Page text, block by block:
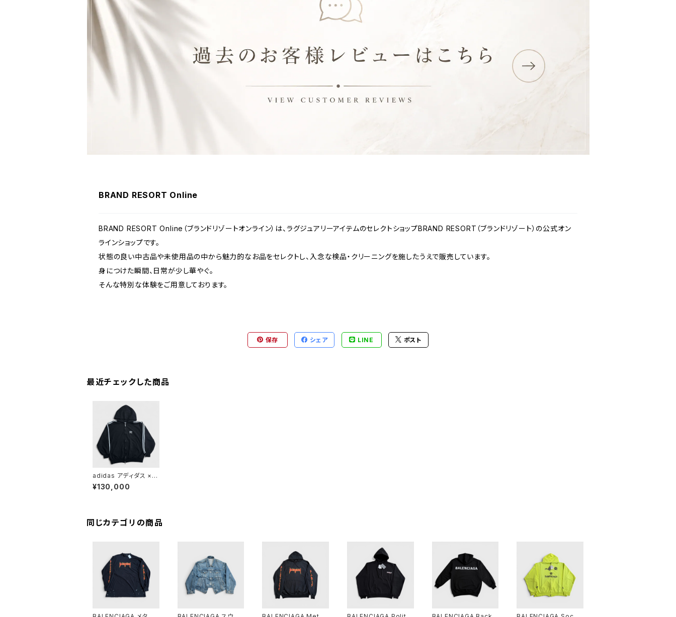
BRAND RESORT Online
BRAND RESORT Online（ブランドリゾートオンライン）は、ラグジュアリーアイテムのセレクトショップBRAND RESORT（ブランドリゾート）の公式オン
ラインショップです。
状態の良い中古品や未使用品の中から魅力的なお品をセレクトし、入念な検品・クリーニングを施したうえで販売しています。
身につけた瞬間、日常が少し華やぐ。
そんな特別な体験をご用意しております。
保存 シェア LINE ポスト
最近チェックした商品
adidas アディダス × B
ALENCIAGA バレンシ
アガ ジップアップ HOO
¥130,000
同じカテゴリの商品